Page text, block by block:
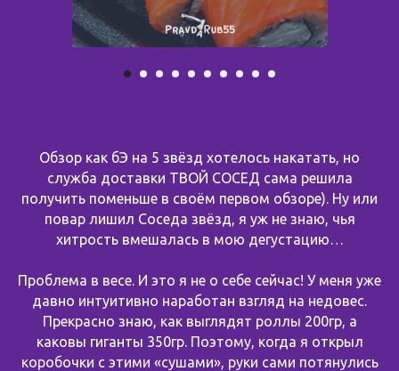
Обзор как бЭ на 5 звёзд хотелось накатать, но
служба доставки ТВОЙ СОСЕД сама решила
получить поменьше в своём первом обзоре). Ну или
повар лишил Соседа звёзд, я уж не знаю, чья
хитрость вмешалась в мою дегустацию…
Проблема в весе. И это я не о себе сейчас! У меня уже
давно интуитивно наработан взгляд на недовес.
Прекрасно знаю, как выглядят роллы 200гр, а
каковы гиганты 350гр. Поэтому, когда я открыл
коробочки с этими «сушами», руки сами потянулись